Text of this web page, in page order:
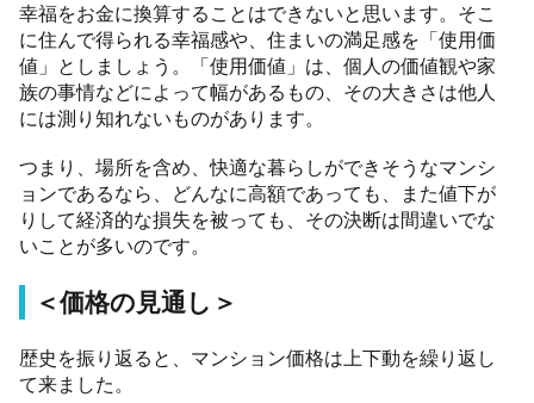
幸福をお金に換算することはできないと思います。そこ
に住んで得られる幸福感や、住まいの満足感を「使用価
値」としましょう。「使用価値」は、個人の価値観や家
族の事情などによって幅があるもの、その大きさは他人
には測り知れないものがあります。
つまり、場所を含め、快適な暮らしができそうなマンシ
ョンであるなら、どんなに高額であっても、また値下が
りして経済的な損失を被っても、その決断は間違いでな
いことが多いのです。
＜価格の見通し＞
歴史を振り返ると、マンション価格は上下動を繰り返し
て来ました。